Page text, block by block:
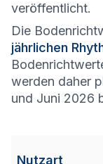
veröffentlicht.
Die
jährlichen
werden daher
und Juni 2026
Nutzart